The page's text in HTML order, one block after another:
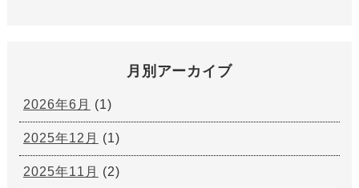
月別アーカイブ
2026年6月 (1)
2025年12月 (1)
2025年11月 (2)